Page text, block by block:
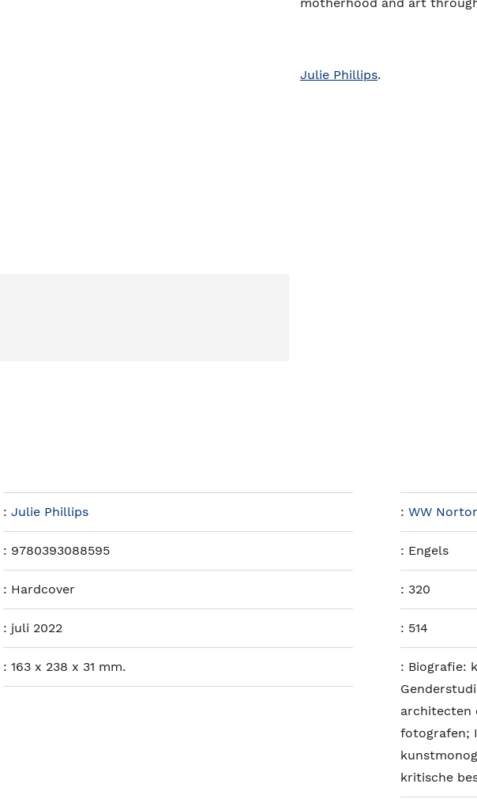
Julie Phillips.
: Julie Phillips :WW
: 9780393088595 : Engels
: Hardcover :320
: juli 2022 : 514
: 163 x 238 x 31 mm. : Biografie:
architecten
fotografen;
kritische